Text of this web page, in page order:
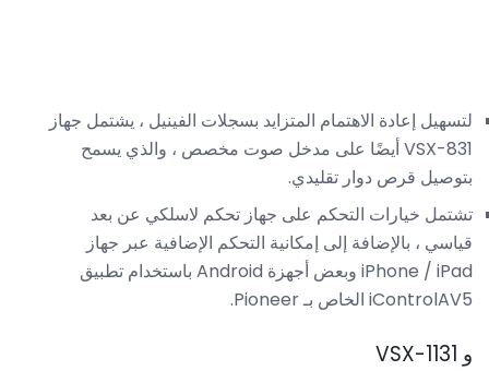
لتسهيل إعادة الاهتمام المتزايد بسجلات الفينيل ، يشتمل جهاز
VSX-831 أيضًا على مدخل صوت مخصص ، والذي يسمح
بتوصيل قرص دوار تقليدي.
تشتمل خيارات التحكم على جهاز تحكم لاسلكي عن بعد
قياسي ، بالإضافة إلى إمكانية التحكم الإضافية عبر جهاز
iPhone / iPad وبعض أجهزة Android باستخدام تطبيق
iControlAV5 الخاص بـ Pioneer.
و VSX-1131